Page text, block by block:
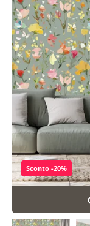
Sconto -20%